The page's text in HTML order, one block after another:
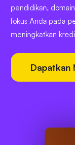
pendidikan,
fokus Anda pada
meningkatkan
Dapatkan